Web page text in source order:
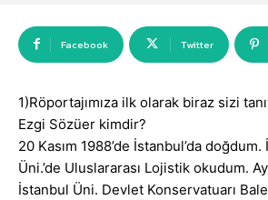
Facebook Twitter
1)Röportajımıza ilk olarak biraz sizi
Ezgi Sözüer kimdir?
20 Kasım 1988’de İstanbul’da
Üni.’de Uluslararası Lojistik okudum.
İstanbul Üni. Devlet Konservatuarı